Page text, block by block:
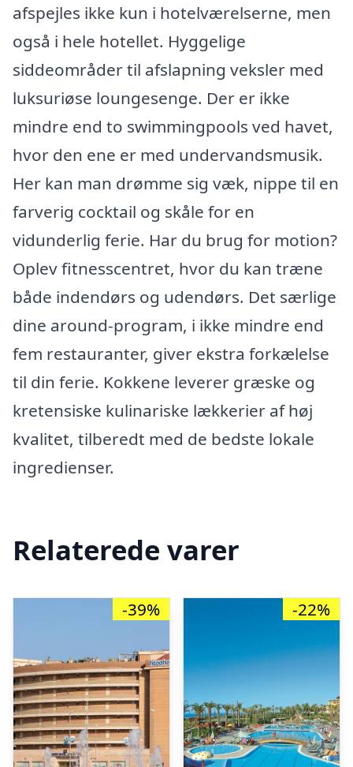
afspejles ikke kun i hotelværelserne, men
også i hele hotellet. Hyggelige
siddeområder til afslapning veksler med
luksuriøse loungesenge. Der er ikke
mindre end to swimmingpools ved havet,
hvor den ene er med undervandsmusik.
Her kan man drømme sig væk, nippe til en
farverig cocktail og skåle for en
vidunderlig ferie. Har du brug for motion?
Oplev fitnesscentret, hvor du kan træne
både indendørs og udendørs. Det særlige
dine around-program, i ikke mindre end
fem restauranter, giver ekstra forkælelse
til din ferie. Kokkene leverer græske og
kretensiske kulinariske lækkerier af høj
kvalitet, tilberedt med de bedste lokale
ingredienser.
Relaterede varer
-39% -22%